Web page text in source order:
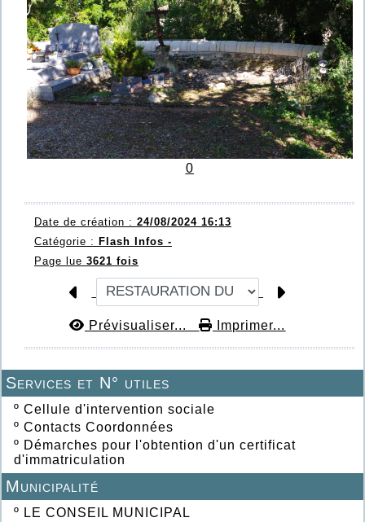
Services et N° utiles
º Cellule d'intervention sociale
º Contacts Coordonnées
º Démarches pour l'obtention d'un certificat
d'immatriculation
Municipalité
º LE CONSEIL MUNICIPAL
0
Date de création : 24/08/2024 16:13
Catégorie : Flash Infos -
Page lue 3621 fois
Prévisualiser... Imprimer...